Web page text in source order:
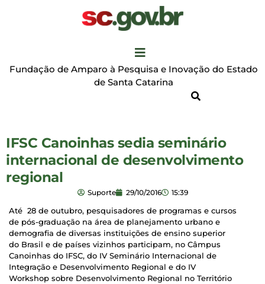
Fundação de Amparo à Pesquisa e Inovação do Estado
de Santa Catarina
IFSC Canoinhas sedia seminário
internacional de desenvolvimento
regional
Suporte 29/10/2016 15:39
Até 28 de outubro, pesquisadores de programas e cursos
de pós-graduação na área de planejamento urbano e
demografia de diversas instituições de ensino superior
do Brasil e de países vizinhos participam, no Câmpus
Canoinhas do IFSC, do IV Seminário Internacional de
Integração e Desenvolvimento Regional e do IV
Workshop sobre Desenvolvimento Regional no Território